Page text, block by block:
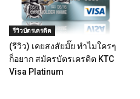
รีวิวบัตรเครดิต
(รีวิว) เคยสงสัยมั๊ย ทำไมใครๆ
ก็อยาก สมัครบัตรเครดิต KTC
Visa Platinum